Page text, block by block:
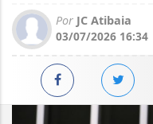
Por JC Atibaia
03/07/2026 16:34